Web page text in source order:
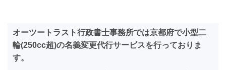
オーツートラスト行政書士事務所では京都府で小型二
輪(250cc超)の名義変更代行サービスを行っておりま
す。